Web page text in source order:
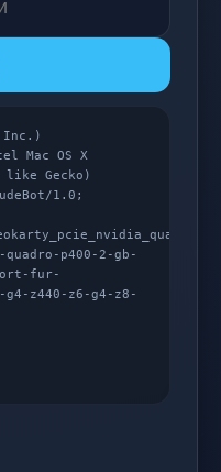
Inc.)
Mac OS X
like Gecko)
1.0;
hp-
p400-2-gb-
fur-
z440-z6-g4-z8-